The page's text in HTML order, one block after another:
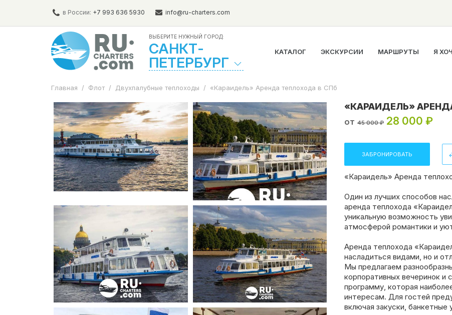
в России: +7 993 636 5930 info@ru-charters.com
ВЫБЕРИТЕ НУЖНЫЙ ГОРОД:
САНКТ-
ПЕТЕРБУРГ
КАТАЛОГ ЭКСКУРСИИ МАРШРУТЫ Я
Главная / Флот / Двухпалубные теплоходы / «Караидель» Аренда теплохода в СПб
«КАРАИДЕЛЬ»
от 45 000 ₽ 28 000 ₽
ЗАБРОНИРОВАТЬ
«Караидель» Аренда
Один из лучших способов
аренда теплохода
уникальную возможность
атмосферой романтики и
Аренда теплохода
насладиться видами, но и
Мы предлагаем
корпоративных вечеринок
программу, которая
интересам. Для гостей
включая закуски,